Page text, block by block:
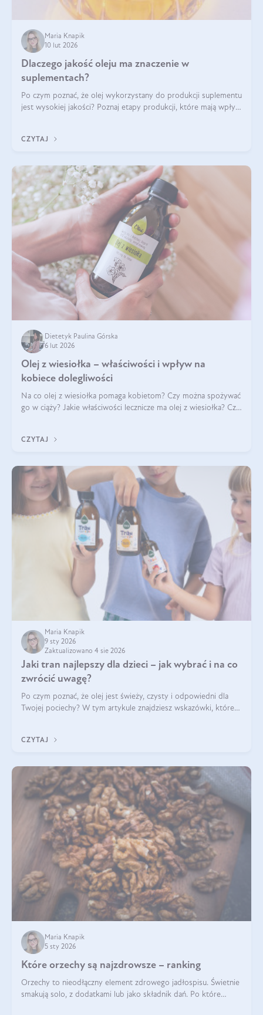
Maria Knapik
10 lut 2026
Dlaczego jakość oleju ma znaczenie w
suplementach?
Po czym poznać, że olej wykorzystany do produkcji suplementu
jest wysokiej jakości? Poznaj etapy produkcji, które mają wpływ
CZYTAJ
Dietetyk Paulina Górska
6 lut 2026
Olej z wiesiołka – właściwości i wpływ na
kobiece dolegliwości
Na co olej z wiesiołka pomaga kobietom? Czy można spożywać
go w ciąży? Jakie właściwości lecznicze ma olej z wiesiołka? Czy
CZYTAJ
Maria Knapik
9 sty 2026
Zaktualizowano 4 sie 2026
Jaki tran najlepszy dla dzieci – jak wybrać i na co
zwrócić uwagę?
Po czym poznać, że olej jest świeży, czysty i odpowiedni dla
Twojej pociechy? W tym artykule znajdziesz wskazówki, które
CZYTAJ
Maria Knapik
5 sty 2026
Które orzechy są najzdrowsze – ranking
Orzechy to nieodłączny element zdrowego jadłospisu. Świetnie
smakują solo, z dodatkami lub jako składnik dań. Po które